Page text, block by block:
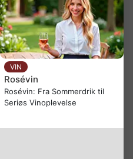
VIN
Rosévin
Rosévin: Fra Sommerdrik til
Seriøs Vinoplevelse